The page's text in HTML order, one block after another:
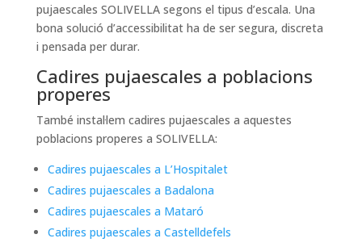
pujaescales SOLIVELLA segons el tipus d’escala. Una
bona solució d’accessibilitat ha de ser segura, discreta
i pensada per durar.
Cadires pujaescales a poblacions
properes
També instal·lem cadires pujaescales a aquestes
poblacions properes a SOLIVELLA:
Cadires pujaescales a L’Hospitalet
Cadires pujaescales a Badalona
Cadires pujaescales a Mataró
Cadires pujaescales a Castelldefels